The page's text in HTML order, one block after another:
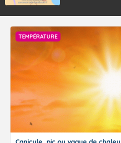
TEMPÉRATURE